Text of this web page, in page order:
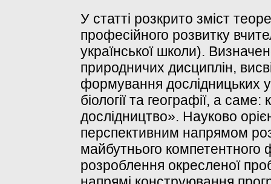
У статті розкрито зміст
професійного розвитку
української школи).
природничих дисциплін,
формування дослідницьких
біології та географії, а
дослідництво». Науково
перспективним напрямом
майбутнього компетентного
розроблення окресленої